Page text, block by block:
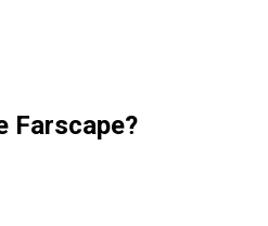
Farscape?